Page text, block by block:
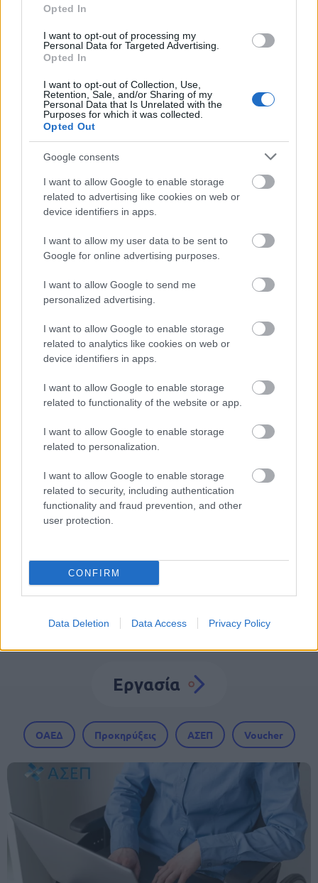
Opted In
I want to opt-out of processing my
Personal Data for Targeted Advertising.
Opted In
I want to opt-out of Collection, Use,
Retention, Sale, and/or Sharing of my
Personal Data that Is Unrelated with the
Purposes for which it was collected.
Opted Out
Google consents
I want to allow Google to enable storage
related to advertising like cookies on web or
device identifiers in apps.
I want to allow my user data to be sent to
Google for online advertising purposes.
I want to allow Google to send me
personalized advertising.
I want to allow Google to enable storage
related to analytics like cookies on web or
device identifiers in apps.
I want to allow Google to enable storage
related to functionality of the website or app.
I want to allow Google to enable storage
related to personalization.
I want to allow Google to enable storage
related to security, including authentication
functionality and fraud prevention, and other
user protection.
CONFIRM
Data Deletion Data Access Privacy Policy
Δημοφιλείς Ειδήσεις
Τουρισμός για Όλους 2026: Voucher
έως 600 ευρώ - Ποια ΑΦΜ παίρνουν
σειρά σήμερα
Αυτό το επίδομα δίνει 300 ευρώ - Δεν
χρειάζεται αίτηση
Σχολεία: 42 προσλήψεις καθαριστών
στον Δήμο Ηγουμενίτσας
ΔΥΠΑ: Ειδικό βοήθημα ανεργίας 565
απαιτούνται
ΟΑΣΘ Θέσεις εργασίας Προσλήψεις
Εργασία
ΟΑΕΔ Προκηρύξεις ΑΣΕΠ Voucher